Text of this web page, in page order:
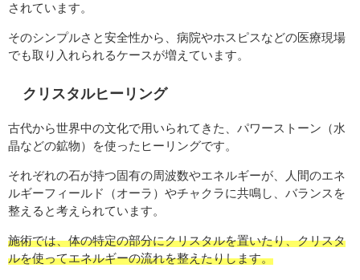
されています。
そのシンプルさと安全性から、病院やホスピスなどの医療現場
でも取り入れられるケースが増えています。
クリスタルヒーリング
古代から世界中の文化で用いられてきた、パワーストーン（水
晶などの鉱物）を使ったヒーリングです。
それぞれの石が持つ固有の周波数やエネルギーが、人間のエネ
ルギーフィールド（オーラ）やチャクラに共鳴し、バランスを
整えると考えられています。
施術では、体の特定の部分にクリスタルを置いたり、クリスタ
ルを使ってエネルギーの流れを整えたりします。